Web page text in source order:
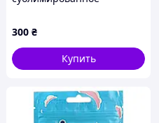
300 ₴
Купить